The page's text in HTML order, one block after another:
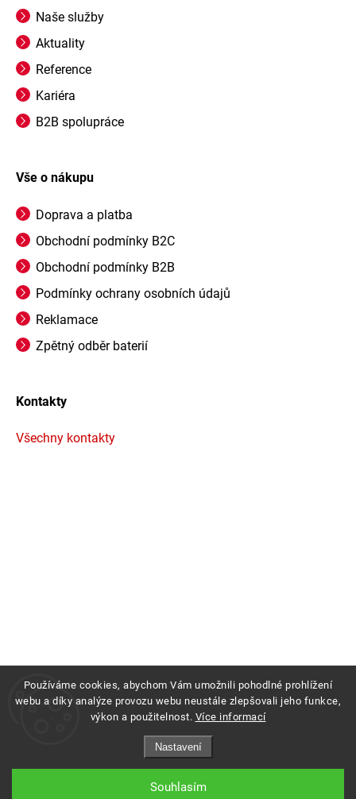
Používáme cookies, abychom Vám umožnili pohodlné prohlížení
webu a díky analýze provozu webu neustále zlepšovali jeho funkce,
výkon a použitelnost. Více informací
Nastavení
Souhlasím
Naše služby
Aktuality
Reference
Kariéra
B2B spolupráce
Vše o nákupu
Doprava a platba
Obchodní podmínky B2C
Obchodní podmínky B2B
Podmínky ochrany osobních údajů
Reklamace
Zpětný odběr baterií
Kontakty
Všechny kontakty
Profigrass.cz. Všechna práva vyhrazena.
Grafický návrh vytvořil a nakódoval